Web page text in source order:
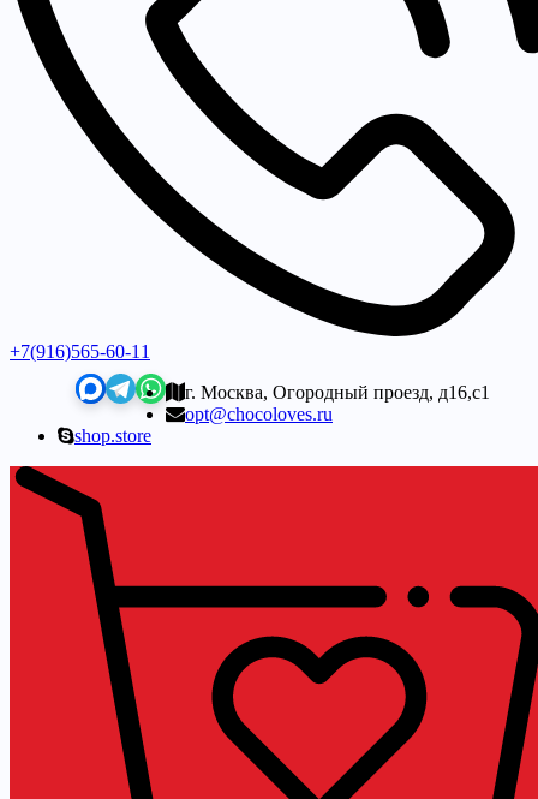
+7(916)565-60-11
г. Москва, Огородный проезд, д16,с1
opt@chocoloves.ru
shop.store